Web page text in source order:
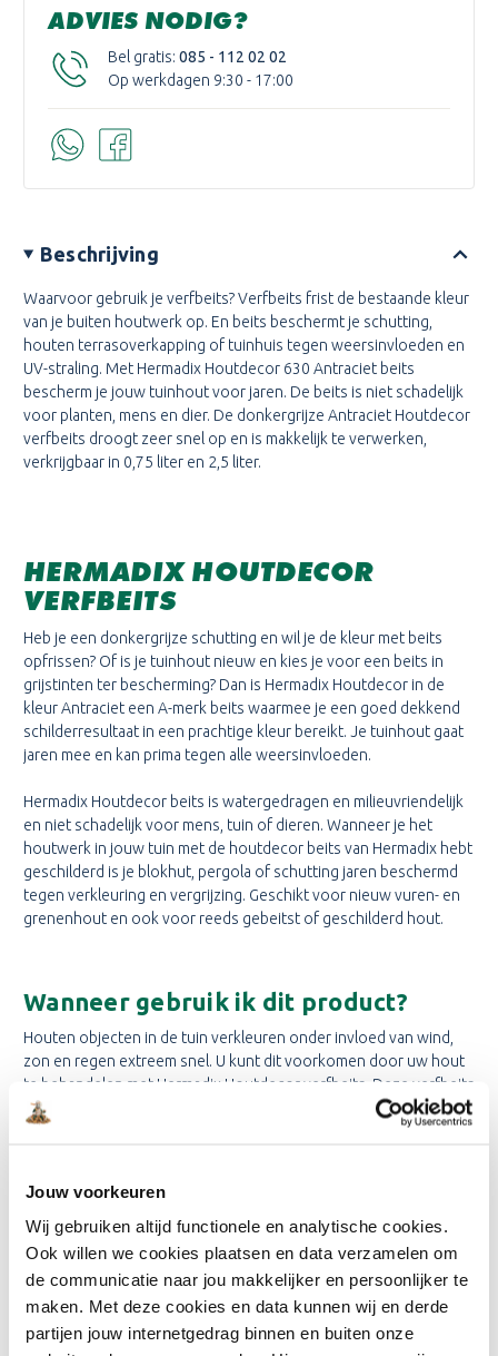
Jouw voorkeuren
Wij gebruiken altijd functionele en analytische cookies.
Ook willen we cookies plaatsen en data verzamelen om
de communicatie naar jou makkelijker en persoonlijker te
maken. Met deze cookies en data kunnen wij en derde
partijen jouw internetgedrag binnen en buiten onze
ADVIES NODIG?
Bel gratis: 085 - 112 02 02
Op werkdagen 9:30 - 17:00
Beschrijving
Waarvoor gebruik je verfbeits? Verfbeits frist de bestaande kleur
van je buiten houtwerk op. En beits beschermt je schutting,
houten terrasoverkapping of tuinhuis tegen weersinvloeden en
UV-straling. Met Hermadix Houtdecor 630 Antraciet beits
bescherm je jouw tuinhout voor jaren. De beits is niet schadelijk
voor planten, mens en dier. De donkergrijze Antraciet Houtdecor
verfbeits droogt zeer snel op en is makkelijk te verwerken,
verkrijgbaar in 0,75 liter en 2,5 liter.
HERMADIX HOUTDECOR
VERFBEITS
Heb je een donkergrijze schutting en wil je de kleur met beits
opfrissen? Of is je tuinhout nieuw en kies je voor een beits in
grijstinten ter bescherming? Dan is Hermadix Houtdecor in de
kleur Antraciet een A-merk beits waarmee je een goed dekkend
schilderresultaat in een prachtige kleur bereikt. Je tuinhout gaat
jaren mee en kan prima tegen alle weersinvloeden.
Hermadix Houtdecor beits is watergedragen en milieuvriendelijk
en niet schadelijk voor mens, tuin of dieren. Wanneer je het
houtwerk in jouw tuin met de houtdecor beits van Hermadix hebt
geschilderd is je blokhut, pergola of schutting jaren beschermd
tegen verkleuring en vergrijzing. Geschikt voor nieuw vuren- en
grenenhout en ook voor reeds gebeitst of geschilderd hout.
Wanneer gebruik ik dit product?
Houten objecten in de tuin verkleuren onder invloed van wind,
zon en regen extreem snel. U kunt dit voorkomen door uw hout
te behandelen met Hermadix Houtdecor verfbeits. Deze verfbeits
geeft jarenlange bescherming. De kleur in de beits zorgt voor UV
vergrijzing tegengaat en geen nare verflucht heeft.
Belangrijke Eigenschappen
Geen nare verfgeur, vrij van oplosmiddelen